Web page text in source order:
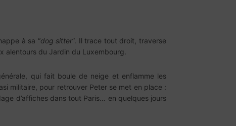
à sa “dog sitter”. Il trace tout droit, traverse
alentours du Jardin du Luxembourg.
qui fait boule de neige et enflamme les
militaire, pour retrouver Peter se met en place :
d’affiches dans tout Paris… en quelques jours